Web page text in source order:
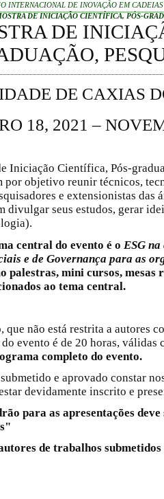
INTERNACIONAL DE INOVAÇÃO EM
DE INICIAÇÃO CIENTÍFICA, PÓS-
DE
DE CAXIAS
18, 2021 –
Iniciação Científica, Pós-
por objetivo reunir técnicos,
e extensionistas das
divulgar seus estudos, gerar
central do evento é o ESG
e de Governança para as
palestras, mini cursos, mesas
ao tema central.
que não está restrita a autores
evento é de 20 horas, válidas
completo do evento.
e aprovado constar
devidamente inscrito e
para as apresentações deve
de trabalhos